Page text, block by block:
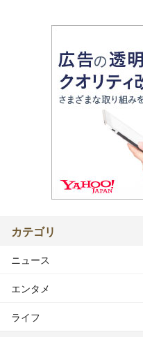
カテゴリ
ニュース
エンタメ
ライフ